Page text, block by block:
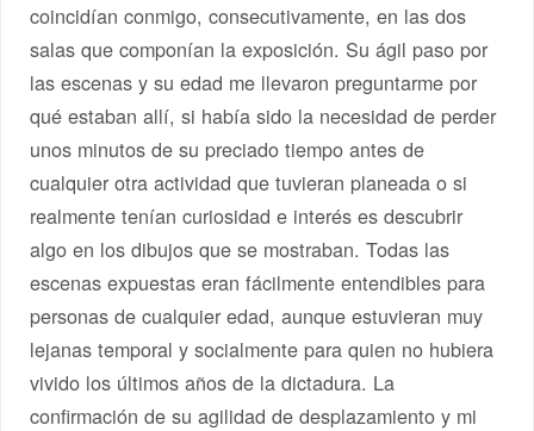
coincidían conmigo, consecutivamente, en las dos
salas que componían la exposición. Su ágil paso por
las escenas y su edad me llevaron preguntarme por
qué estaban allí, si había sido la necesidad de perder
unos minutos de su preciado tiempo antes de
cualquier otra actividad que tuvieran planeada o si
realmente tenían curiosidad e interés es descubrir
algo en los dibujos que se mostraban. Todas las
escenas expuestas eran fácilmente entendibles para
personas de cualquier edad, aunque estuvieran muy
lejanas temporal y socialmente para quien no hubiera
vivido los últimos años de la dictadura. La
confirmación de su agilidad de desplazamiento y mi